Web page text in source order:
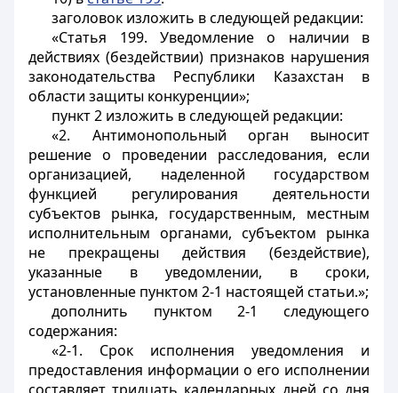
заголовок изложить в следующей редакции:
«Статья 199. Уведомление о наличии в
действиях (бездействии) признаков нарушения
законодательства Республики Казахстан в
области защиты конкуренции»;
пункт 2 изложить в следующей редакции:
«2. Антимонопольный орган выносит
решение о проведении расследования, если
организацией, наделенной государством
функцией регулирования деятельности
субъектов рынка, государственным, местным
исполнительным органами, субъектом рынка
не прекращены действия (бездействие),
указанные в уведомлении, в сроки,
установленные пунктом 2-1 настоящей статьи.»;
дополнить пунктом 2-1 следующего
содержания:
«2-1. Срок исполнения уведомления и
предоставления информации о его исполнении